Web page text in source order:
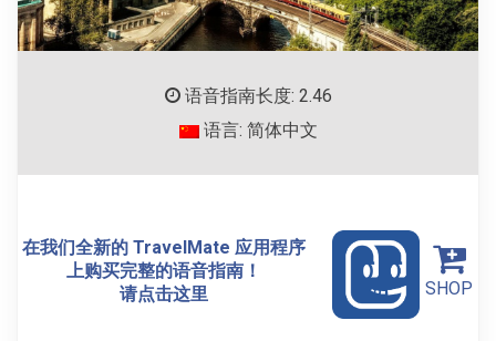
语音指南长度: 2.46
语言: 简体中文
在我们全新的 TravelMate 应用程序
上购买完整的语音指南！
请点击这里
SHOP